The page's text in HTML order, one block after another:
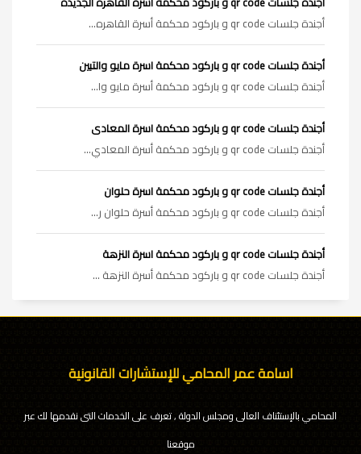
أجندة جلسات qr code و باركود محكمة أسرة القاهره...
أجندة جلسات qr code و باركود محكمة اسرة مايو والتبين
أجندة جلسات qr code و باركود محكمة أسرة مايو وا...
أجندة جلسات qr code و باركود محكمة اسرة المعادى
أجندة جلسات qr code و باركود محكمة أسرة المعادي...
أجندة جلسات qr code و باركود محكمة اسرة حلوان
أجندة جلسات qr code و باركود محكمة أسرة حلوان ر...
أجندة جلسات qr code و باركود محكمة اسرة النزهة
أجندة جلسات qr code و باركود محكمة أسرة النزهة ...
اسامة عمر المحامي للإستشارات القانونية
المحامي بالإستئناف العالى ومجلس الدولة , تعرف على الخدمات التى نقدمها لك عبر
موقعنا